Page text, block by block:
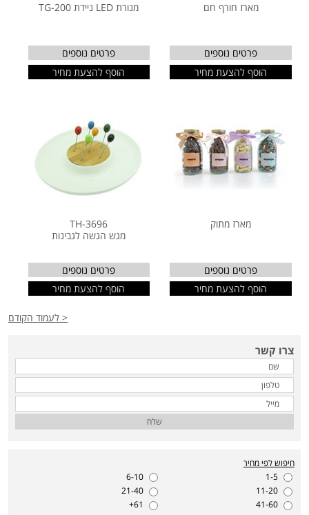
מארז חורף חם
פרטים נוספים
הוסף להצעת מחיר
מנורת LED ניידת TG-200
פרטים נוספים
הוסף להצעת מחיר
מארז מתוק
פרטים נוספים
הוסף להצעת מחיר
TH-3696
מגש הגשה לגבינות
פרטים נוספים
הוסף להצעת מחיר
< לעמוד הקודם
צרו קשר
שלח
חיפוש לפי מחיר
1-5
6-10
11-20
21-40
41-60
61+